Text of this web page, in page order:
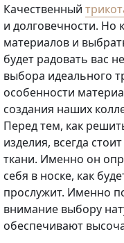
Качественный
и долговечности. Но
материалов и
будет радовать вас
выбора идеального
особенности
создания наших
Перед тем, как
изделия, всегда
ткани. Именно он
себя в носке, как
прослужит. Именно
внимание выбору
обеспечивают